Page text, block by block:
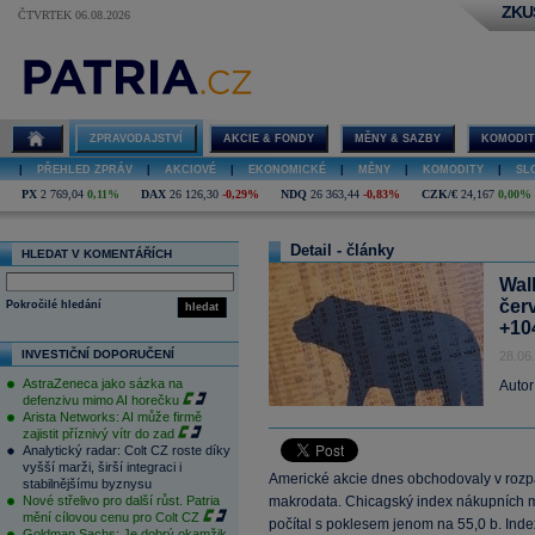
ČTVRTEK 06.08.2026
ZPRAVODAJSTVÍ AKCIE & FONDY MĚNY & SAZBY
PŘEHLED ZPRÁV AKCIOVÉ EKONOMICKÉ MĚNY KOMODITY
PX 2 769,04 0,11% DAX 26 126,30 -0,29% NDQ 26 363,44 -0,83% CZK/€ 24,167 0,00%
HLEDAT V KOMENTÁŘÍCH
hledat
Pokročilé hledání
INVESTIČNÍ DOPORUČENÍ
AstraZeneca jako sázka na
defenzivu mimo AI horečku
Arista Networks: AI může firmě
zajistit příznivý vítr do zad
Analytický radar: Colt CZ roste díky
vyšší marži, širší integraci i
stabilnějšímu byznysu
Nové střelivo pro další růst. Patria
mění cílovou cenu pro Colt CZ
Detail - články
Americké akcie dnes obchodovaly v
makrodata. Chicagský index nákupních
počítal s poklesem jenom na 55,0 b.